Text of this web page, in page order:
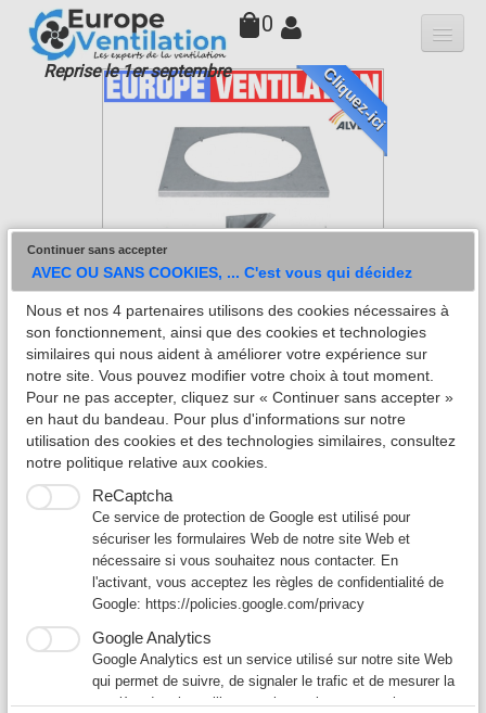
Reprise le 1er septembre
0
Qui sommes-nous
Variateurs
Accessoires
Filtres
Faq
Contact
Cliquez-ici
Kit fixation tourelle d'extraction ALVENE
sur conduit rigide
165,00 €
KIT-FIXTOURELLE
En stock, expédié dans les 3 jours
Quantité
+
Continuer sans accepter
AVEC OU SANS COOKIES, ... C'est vous qui décidez
Nous et nos 4 partenaires utilisons des cookies nécessaires à
son fonctionnement, ainsi que des cookies et technologies
similaires qui nous aident à améliorer votre expérience sur
notre site. Vous pouvez modifier votre choix à tout moment.
Pour ne pas accepter, cliquez sur « Continuer sans accepter »
en haut du bandeau. Pour plus d'informations sur notre
utilisation des cookies et des technologies similaires, consultez
notre politique relative aux cookies.
ReCaptcha
Ce service de protection de Google est utilisé pour
sécuriser les formulaires Web de notre site Web et
nécessaire si vous souhaitez nous contacter. En
l'activant, vous acceptez les règles de confidentialité de
Google: https://policies.google.com/privacy
Google Analytics
Google Analytics est un service utilisé sur notre site Web
qui permet de suivre, de signaler le trafic et de mesurer la
manière dont les utilisateurs interagissent avec le contenu